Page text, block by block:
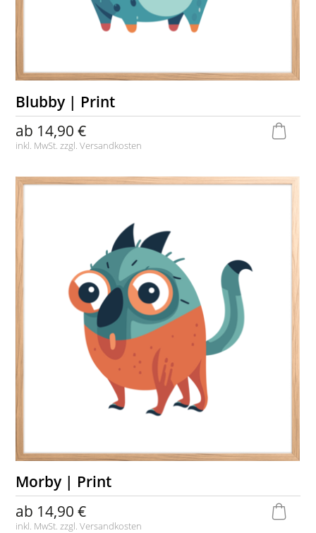
Blubby | Print
ab 14,90 €
inkl. MwSt. zzgl.Versandkosten
Morby | Print
ab 14,90 €
inkl. MwSt. zzgl.Versandkosten